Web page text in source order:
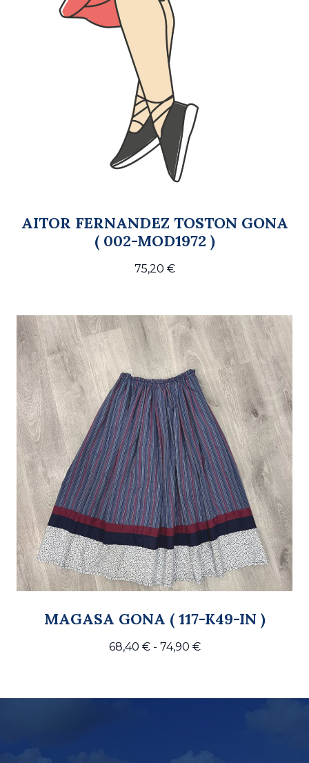
AITOR FERNANDEZ TOSTON GONA
( 002-MOD1972 )
75,20 €
MAGASA GONA ( 117-K49-IN )
68,40 € - 74,90 €Rango
desde